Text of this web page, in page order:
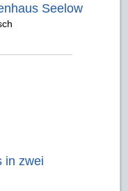
Seelow
in zwei